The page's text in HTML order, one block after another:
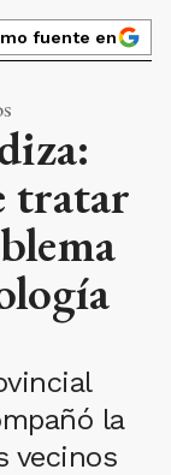
fuente en
tratar
la
vecinos